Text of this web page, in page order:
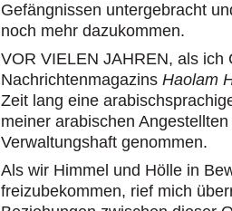
Gefängnissen untergebracht
noch mehr dazukommen.
VOR VIELEN JAHREN, als ich
Nachrichtenmagazins Haolam
Zeit lang eine
meiner arabischen
Verwaltungshaft genommen.
Als wir Himmel und Hölle in
freizubekommen, rief mich